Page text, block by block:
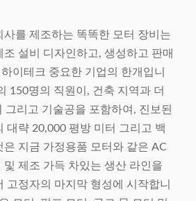
사를 제조하는 똑똑한 모터 장비는
설비 디자인하고, 생성하고 판매
이테크 중요한 기업의 한개입니
150명의 직원이, 건축 지역과 더
그리고 기술공을 포함하여, 진보된
대략 20,000 평방 미터 그리고 백
지금 가정용품 모터와 같은 AC
및 제조 가득 차있는 생산 라인을
고정자의 마지막 형성에 시작합니